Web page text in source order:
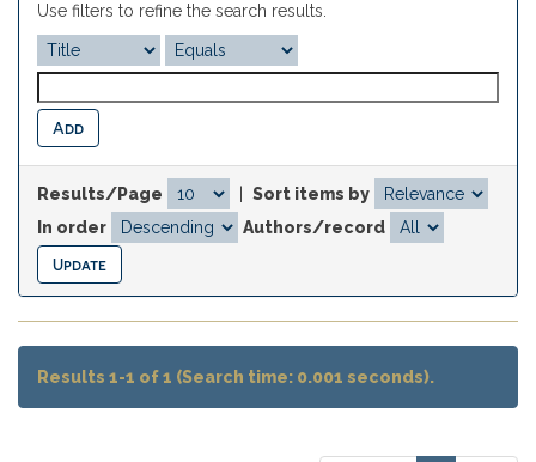
Use filters to refine the search results.
Results/Page
Sort items by
In order
Authors/record
Results 1-1 of 1 (Search time: 0.001 seconds).